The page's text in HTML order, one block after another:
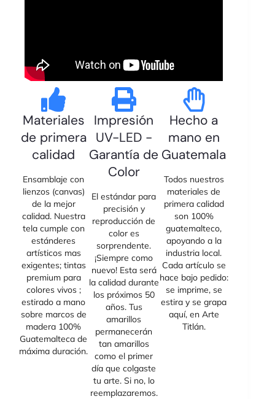
Materiales
de primera
calidad
Ensamblaje con
lienzos (canvas)
de la mejor
calidad. Nuestra
tela cumple con
estánderes
artísticos mas
exigentes; tintas
premium para
colores vivos ;
estirado a mano
sobre marcos de
madera 100%
Guatemalteca de
máxima duración.
Impresión
UV-LED -
Garantía de
Color
El estándar para
precisión y
reproducción de
color es
sorprendente.
¡Siempre como
nuevo! Esta será
la calidad durante
los próximos 50
años. Tus
amarillos
permanecerán
tan amarillos
como el primer
día que colgaste
tu arte. Si no, lo
reemplazaremos.
Hecho a
mano en
Guatemala
Todos nuestros
materiales de
primera calidad
son 100%
guatemalteco,
apoyando a la
industria local.
Cada artículo se
hace bajo pedido:
se imprime, se
estira y se grapa
aquí, en Arte
Titlán.